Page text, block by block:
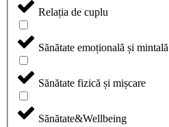
Relația de cuplu
Sănătate emoțională și mintală
Sănătate fizică și mișcare
Sănătate&Wellbeing